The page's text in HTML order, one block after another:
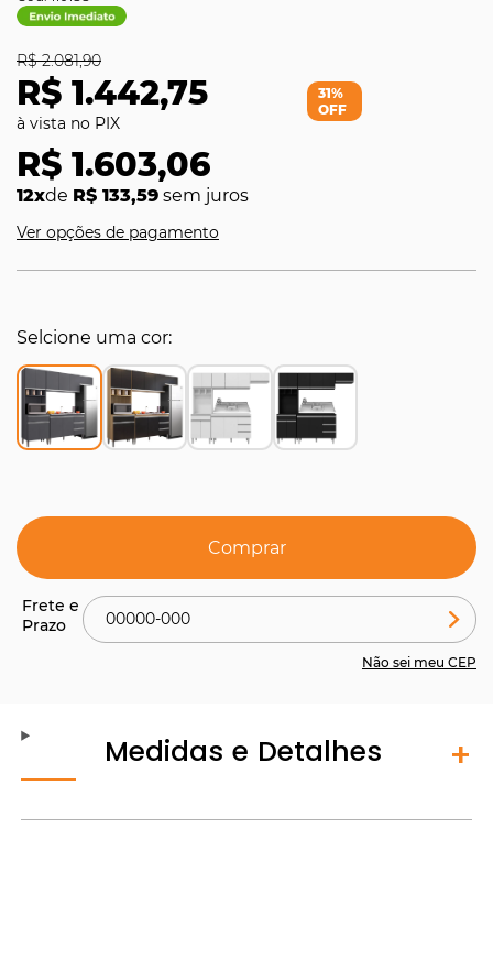
R$ 1.442,75
R$ 2.081,90
R$ 1.603,06
12xde R$ 133,59 sem juros
31%
OFF
Ver opções de pagamento
Selcione uma cor
Comprar
Não sei meu CEP
Medidas e Detalhes